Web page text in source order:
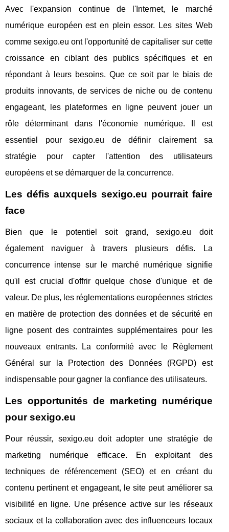
Avec l'expansion continue de l'Internet, le marché
numérique européen est en plein essor. Les sites Web
comme sexigo.eu ont l'opportunité de capitaliser sur cette
croissance en ciblant des publics spécifiques et en
répondant à leurs besoins. Que ce soit par le biais de
produits innovants, de services de niche ou de contenu
engageant, les plateformes en ligne peuvent jouer un
rôle déterminant dans l'économie numérique. Il est
essentiel pour sexigo.eu de définir clairement sa
stratégie pour capter l'attention des utilisateurs
européens et se démarquer de la concurrence.
Les défis auxquels sexigo.eu pourrait faire
face
Bien que le potentiel soit grand, sexigo.eu doit
également naviguer à travers plusieurs défis. La
concurrence intense sur le marché numérique signifie
qu'il est crucial d'offrir quelque chose d'unique et de
valeur. De plus, les réglementations européennes strictes
en matière de protection des données et de sécurité en
ligne posent des contraintes supplémentaires pour les
nouveaux entrants. La conformité avec le Règlement
Général sur la Protection des Données (RGPD) est
indispensable pour gagner la confiance des utilisateurs.
Les opportunités de marketing numérique
pour sexigo.eu
Pour réussir, sexigo.eu doit adopter une stratégie de
marketing numérique efficace. En exploitant des
techniques de référencement (SEO) et en créant du
contenu pertinent et engageant, le site peut améliorer sa
visibilité en ligne. Une présence active sur les réseaux
sociaux et la collaboration avec des influenceurs locaux